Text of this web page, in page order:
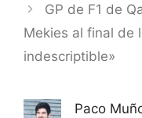
GP de F1 de
Mekies al final de
indescriptible»
Paco